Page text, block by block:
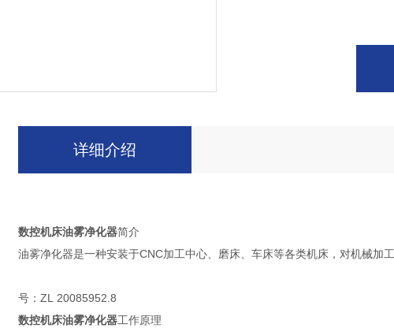
详细介绍
数控机床油雾净化器简介
油雾净化器是一种安装于CNC加工中心、磨床、车床等各类机床，对机械加
号：ZL 20085952.8
数控机床油雾净化器工作原理